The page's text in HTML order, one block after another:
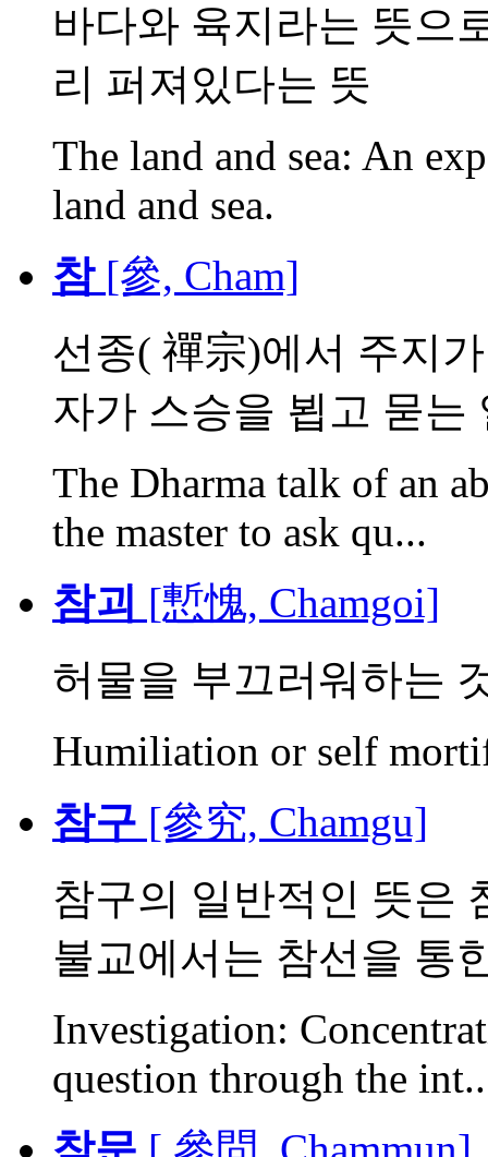
바다와 육지라는 뜻으
리 퍼져있다는 뜻
The land and sea: An
land and sea.
참 [參, Cham]
선종( 禪宗)에서 주지
자가 스승을 뵙고 묻는
The Dharma talk of an
the master to ask qu...
참괴 [慙愧, Chamgoi]
허물을 부끄러워하는
Humiliation or self
참구 [參究, Chamgu]
참구의 일반적인 뜻은
불교에서는 참선을 통
Investigation:
question through the